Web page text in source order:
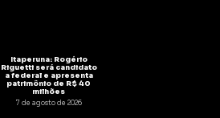
Itaperuna: Rogério
Riguetti será candidato
a federal e apresenta
patrimônio de R$ 40
milhões
7 de agosto de 2026